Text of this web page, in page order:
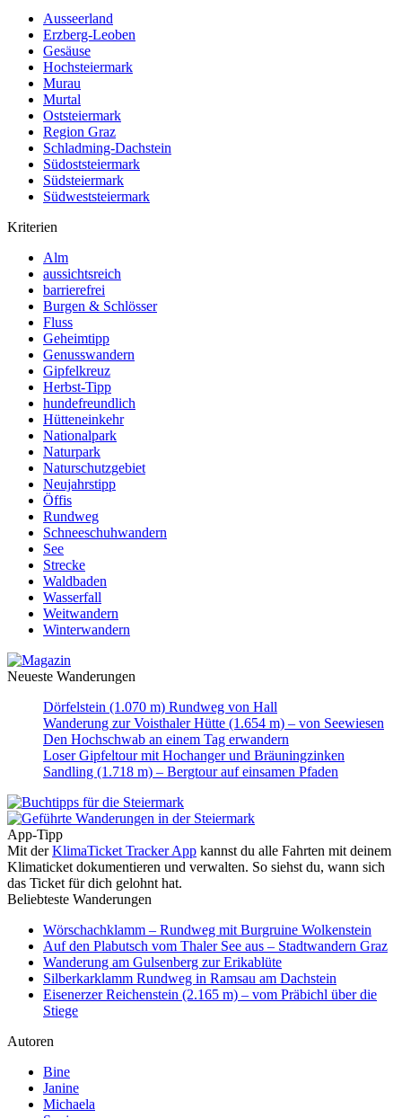
Ausseerland
Erzberg-Leoben
Gesäuse
Hochsteiermark
Murau
Murtal
Oststeiermark
Region Graz
Schladming-Dachstein
Südoststeiermark
Südsteiermark
Südweststeiermark
Kriterien
Alm
aussichtsreich
barrierefrei
Burgen & Schlösser
Fluss
Geheimtipp
Genusswandern
Gipfelkreuz
Herbst-Tipp
hundefreundlich
Hütteneinkehr
Nationalpark
Naturpark
Naturschutzgebiet
Neujahrstipp
Öffis
Rundweg
Schneeschuhwandern
See
Strecke
Waldbaden
Wasserfall
Weitwandern
Winterwandern
Neueste Wanderungen
Dörfelstein (1.070 m) Rundweg von Hall
Wanderung zur Voisthaler Hütte (1.654 m) – von Seewiesen
Den Hochschwab an einem Tag erwandern
Loser Gipfeltour mit Hochanger und Bräuningzinken
Sandling (1.718 m) – Bergtour auf einsamen Pfaden
App-Tipp
Mit derKlimaTicket Tracker App kannst du alle Fahrten mit deinem
Klimaticket dokumentieren und verwalten. So siehst du, wann sich
das Ticket für dich gelohnt hat.
Beliebteste Wanderungen
Wörschachklamm – Rundweg mit Burgruine Wolkenstein
Auf den Plabutsch vom Thaler See aus – Stadtwandern Graz
Wanderung am Gulsenberg zur Erikablüte
Silberkarklamm Rundweg in Ramsau am Dachstein
Eisenerzer Reichenstein (2.165 m) – vom Präbichl über die
Stiege
Autoren
Bine
Janine
Michaela